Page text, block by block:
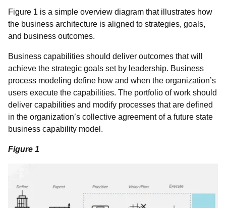
Figure 1 is a simple overview diagram that illustrates how
the business architecture is aligned to strategies, goals,
and business outcomes.
Business capabilities should deliver outcomes that will
achieve the strategic goals set by leadership. Business
process modeling define how and when the organization’s
users execute the capabilities. The portfolio of work should
deliver capabilities and modify processes that are defined
in the organization’s collective agreement of a future state
business capability model.
Figure 1